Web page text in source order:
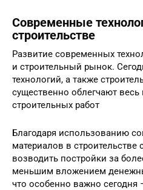
Современные
строительстве
Развитие современных
и строительный рынок.
технологий, а также
существенно облегчают
строительных работ
Благодаря использованию
материалов в
возводить постройки за
меньшим вложением
что особенно важно сегодня